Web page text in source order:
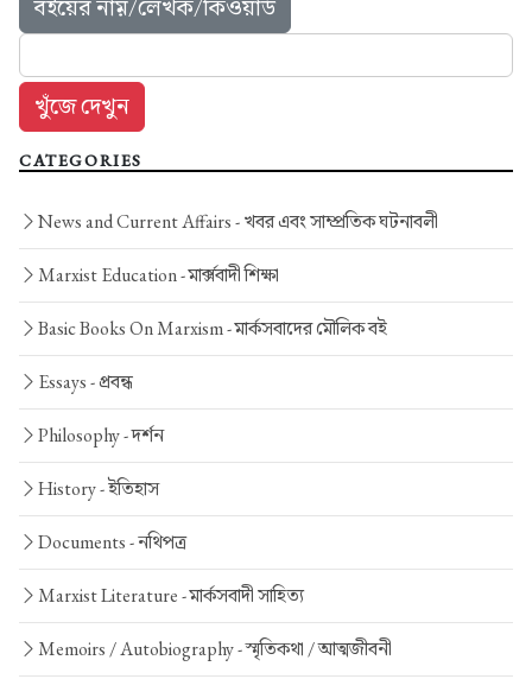
বইয়ের নাম়/লেখক/কিওয়ার্ড
CATEGORIES
News and Current Affairs -খবর এবং সাম্প্রতিক ঘটনাবলী
Marxist Education -মার্ক্সবাদী শিক্ষা
Basic Books On Marxism -মার্কসবাদের মৌলিক বই
Essays -প্রবন্ধ
Philosophy -দর্শন
History -ইতিহাস
Documents -নথিপত্র
Marxist Literature -মার্কসবাদী সাহিত্য
Memoirs / Autobiography -স্মৃতিকথা / আত্মজীবনী